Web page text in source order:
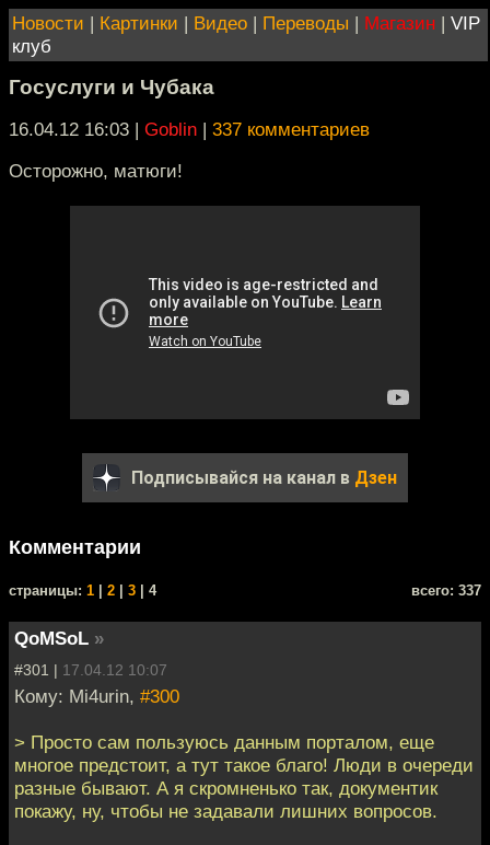
Новости | Картинки | Видео | Переводы | Магазин | VIP
клуб
Госуслуги и Чубака
16.04.12 16:03 | Goblin | 337 комментариев
Осторожно, матюги!
Подписывайся на канал в Дзен
Комментарии
cтраницы: 1 2 3 | 4 всего: 337
QoMSoL »
#301 | 17.04.12 10:07
Кому: Mi4urin, #300
> Просто сам пользуюсь данным порталом, еще
многое предстоит, а тут такое благо! Люди в очереди
разные бывают. А я скромненько так, документик
покажу, ну, чтобы не задавали лишних вопросов.